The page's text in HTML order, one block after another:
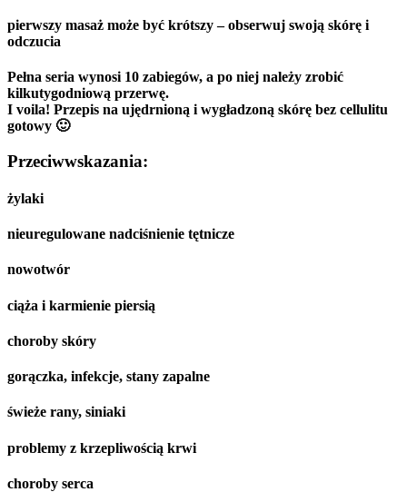
pierwszy masaż może być krótszy – obserwuj swoją skórę i
odczucia
Pełna seria wynosi 10 zabiegów, a po niej należy zrobić
kilkutygodniową przerwę.
I voila! Przepis na ujędrnioną i wygładzoną skórę bez cellulitu
gotowy 🙂
Przeciwwskazania:
żylaki
nieuregulowane nadciśnienie tętnicze
nowotwór
ciąża i karmienie piersią
choroby skóry
gorączka, infekcje, stany zapalne
świeże rany, siniaki
problemy z krzepliwością krwi
choroby serca